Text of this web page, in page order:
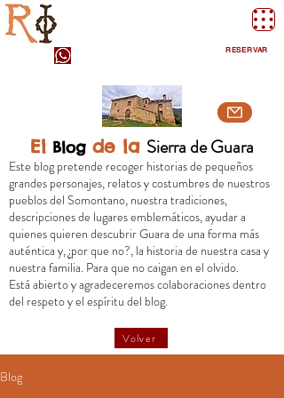
RESERVAR
El Blog de la Sierra de Guara
Este blog pretende recoger historias de pequeños
grandes personajes, relatos y costumbres de nuestros
pueblos del Somontano, nuestra tradiciones,
descripciones de lugares emblemáticos, ayudar a
quienes quieren descubrir Guara de una forma más
auténtica y, ¿por que no?, la historia de nuestra casa y
nuestra familia. Para que no caigan en el olvido.
Está abierto y agradeceremos colaboraciones dentro
del respeto y el espíritu del blog.
Volver
Blog